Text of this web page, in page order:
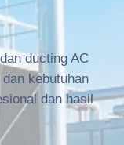
ducting AC
kebutuhan
dan hasil